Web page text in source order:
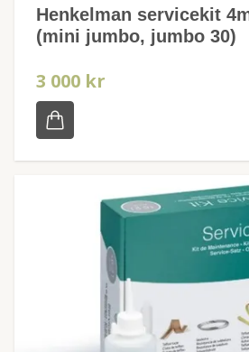
Henkelman servicekit
(mini jumbo, jumbo 30)
3 000 kr